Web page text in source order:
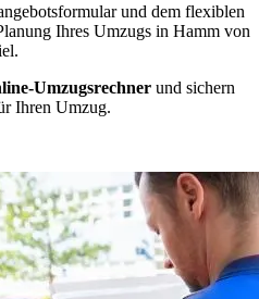
und dem flexiblen
Ihres Umzugs in Hamm von
Umzugsrechner und sichern
Ihren Umzug.